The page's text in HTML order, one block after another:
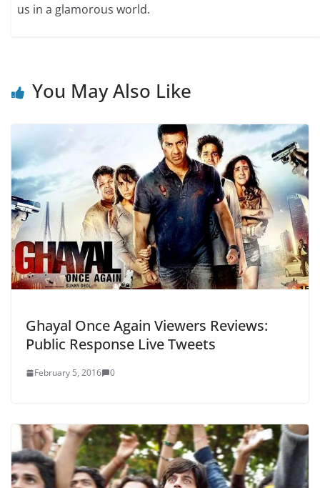
us in a glamorous world.
You May Also Like
Ghayal Once Again Viewers Reviews:
Public Response Live Tweets
February 5, 2016 0